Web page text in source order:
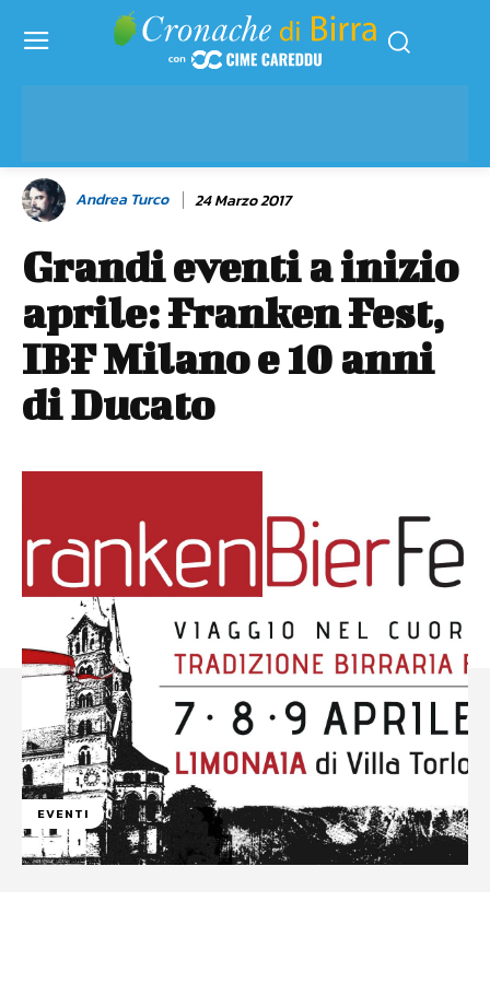
Andrea Turco 24 Marzo 2017
Grandi eventi a inizio
aprile: Franken Fest,
IBF Milano e 10 anni
di Ducato
EVENTI